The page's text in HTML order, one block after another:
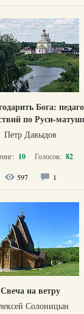
Бога:
по Руси-
Петр Давыдов
10 Голосов: 82
597 1
Свеча на ветру
Солоницын